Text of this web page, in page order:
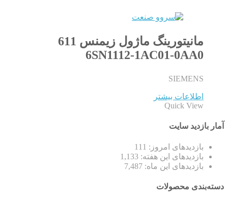
مانیتورینگ ماژول زیمنس 611
6SN1112-1AC01-0AA0
SIEMENS
اطلاعات بیشتر
Quick View
آمار بازدید سایت
بازدیدهای امروز: 111
بازدیدهای این هفته: 1,133
بازدیدهای این ماه: 7,487
دسته‌بندی محصولات